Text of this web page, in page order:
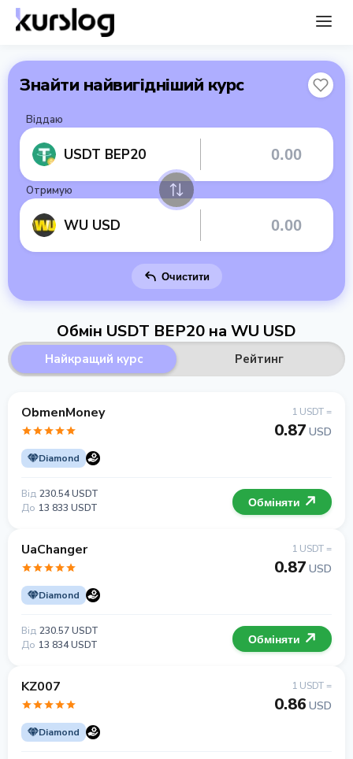
Знайти найвигідніший курс
Віддаю
USDT BEP20
Отримую
WU USD
Очистити
Обмін USDT BEP20 на WU USD
Найкращий курс Рейтинг
ObmenMoney
Diamond
1 USDT =
0.87 USD
Від 230.54 USDT
До 13 833 USDT Обміняти
UaChanger
Diamond
1 USDT =
0.87 USD
Від 230.57 USDT
До 13 834 USDT Обміняти
KZ007
Diamond
1 USDT =
0.86 USD